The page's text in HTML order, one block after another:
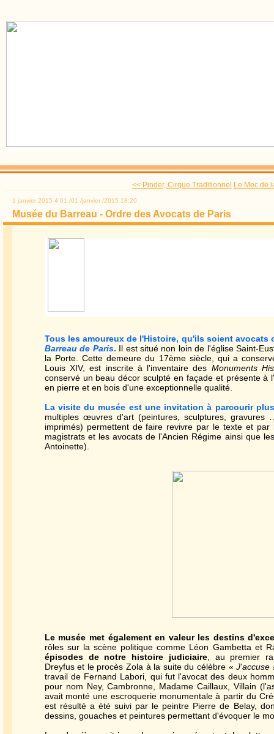
<< Pinder, Cirque Traditionnel Le Mec de
1 janvier 2015 4 01 /01 /janvier /2015 18:20
Musée du Barreau - Ordre des Avocats de Paris
Tous les amoureux de l'Histoire, qu'ils soient
Barreau de Paris. Il est situé non loin de l'église Saint-
la Porte. Cette demeure du 17ème siècle, qui a
Louis XIV, est inscrite à l'inventaire des Monuments
conservé un beau décor sculpté en façade et présente à
en pierre et en bois d'une exceptionnelle qualité.
La visite du musée est une invitation à parcourir
multiples œuvres d'art (peintures, sculptures, gravures
imprimés) permettent de faire revivre par le texte et
magistrats et les avocats de l'Ancien Régime ainsi que
Antoinette).
Le musée met également en valeur les destins
rôles sur la scène politique comme Léon Gambetta et
épisodes de notre histoire judiciaire, au premier
Dreyfus et le procès Zola à la suite du célèbre «J'accuse
travail de Fernand Labori, qui fut l'avocat des deux
pour nom Ney, Cambronne, Madame Caillaux, Villain
avait monté une escroquerie monumentale à partir du
est résulté a été suivi par le peintre Pierre de Belay,
dessins, gouaches et peintures permettant d'évoquer le